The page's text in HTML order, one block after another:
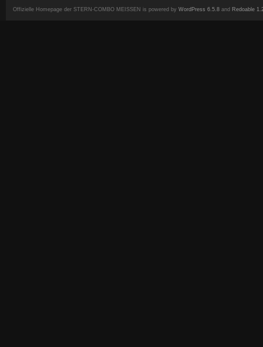
Offizielle Homepage der STERN-COMBO MEISSEN is powered by WordPress 6.5.8 and Redoable